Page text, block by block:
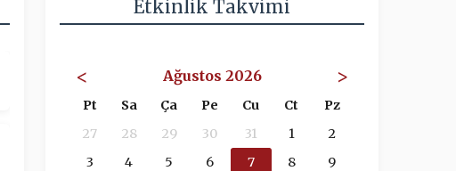
Etkinlik Takvimi
< Ağustos 2026 >
Pt Sa Ça Pe Cu Ct
Pz
27
28 29 30 31 1
2
3
4 5 6 7 8
9